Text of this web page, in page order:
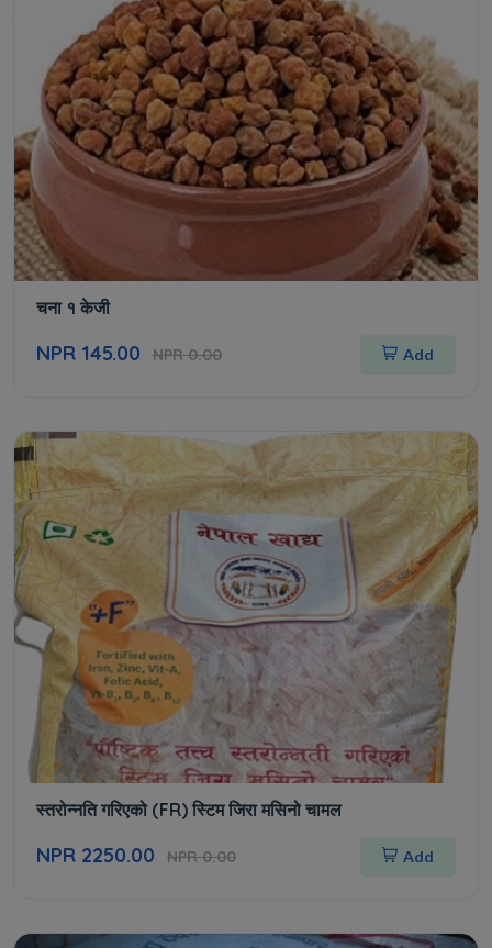
चना १ केजी
NPR 145.00 NPR 0.00 Add
स्तरोन्नति गरिएको (FR) स्टिम जिरा मसिनो चामल
NPR 2250.00 NPR 0.00 Add